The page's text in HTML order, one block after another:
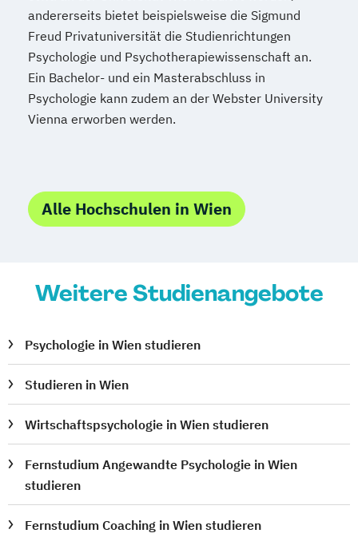
andererseits bietet beispielsweise die Sigmund
Freud Privatuniversität die Studienrichtungen
Psychologie und Psychotherapiewissenschaft an.
Ein Bachelor- und ein Masterabschluss in
Psychologie kann zudem an der Webster University
Vienna erworben werden.
Alle Hochschulen in Wien
Weitere Studienangebote
Psychologie in Wien studieren
Studieren in Wien
Wirtschaftspsychologie in Wien studieren
Fernstudium Angewandte Psychologie in Wien
studieren
Fernstudium Coaching in Wien studieren